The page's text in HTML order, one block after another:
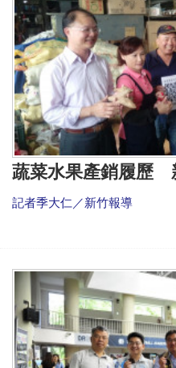
蔬菜水果產銷履歷
記者季大仁／新竹報導